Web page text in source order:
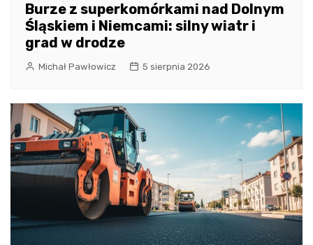
Burze z superkomórkami nad Dolnym
Śląskiem i Niemcami: silny wiatr i
grad w drodze
Michał Pawłowicz 5 sierpnia 2026